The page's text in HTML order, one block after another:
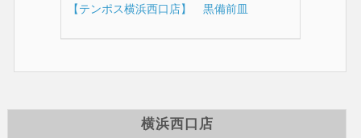
【テンポス横浜西口店】 黒備前皿
横浜西口店